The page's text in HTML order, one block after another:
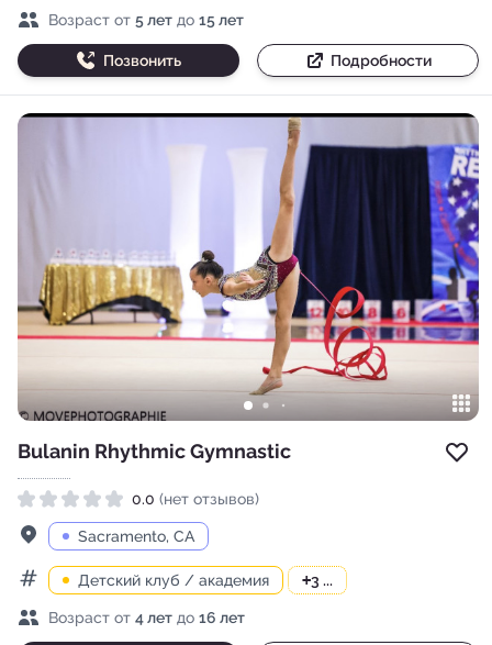
Возраст детей
Возраст от 5 лет до 15 лет
Позвонить Подробности
Bulanin Rhythmic Gymnastic
0.0 (нет отзывов)
Адрес
Sacramento, CA
КатегорииДетский клуб / академия +3 ...
Возраст детей
Возраст от 4 лет до 16 лет